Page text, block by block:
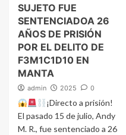
SUJETO FUE
SENTENCIADOA 26
AÑOS DE PRISIÓN
POR EL DELITO DE
F3M1C1D10 EN
MANTA
admin 2025 0
¡Directo a prisión!
El pasado 15 de julio, Andy
M. R., fue sentenciado a 26